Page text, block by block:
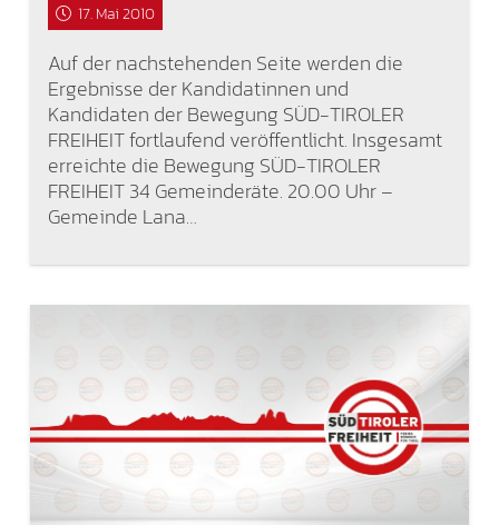
17. Mai 2010
Auf der nachstehenden Seite werden die
Ergebnisse der Kandidatinnen und
Kandidaten der Bewegung SÜD-TIROLER
FREIHEIT fortlaufend veröffentlicht. Insgesamt
erreichte die Bewegung SÜD-TIROLER
FREIHEIT 34 Gemeinderäte. 20.00 Uhr –
Gemeinde Lana…